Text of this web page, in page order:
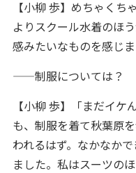
【小柳 歩】めちゃく
よりスクール水着のほ
感みたいなものを感じま
——制服については？
【小柳 歩】「まだイ
も、制服を着て秋葉原
われるはず。なかなか
ました。私はスーツのほ